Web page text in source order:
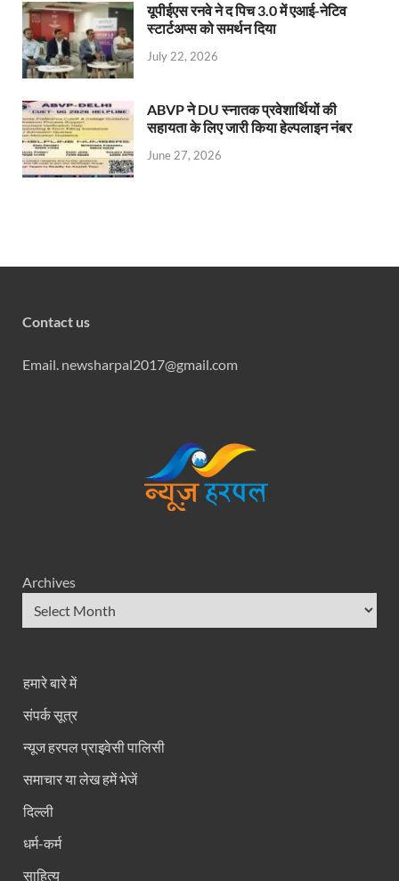
यूपीईएस रनवे ने द पिच 3.0 में एआई-नेटिव
स्टार्टअप्स को समर्थन दिया
July 22, 2026
ABVP ने DU स्नातक प्रवेशार्थियों की
सहायता के लिए जारी किया हेल्पलाइन नंबर
June 27, 2026
Contact us
Email. newsharpal2017@gmail.com
Archives
हमारे बारे में
संपर्क सूत्र
न्यूज हरपल प्राइवेसी पालिसी
समाचार या लेख हमें भेजें
दिल्ली
धर्म-कर्म
साहित्य